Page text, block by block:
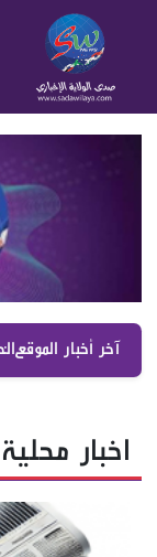
آخر أخبار الموقع :
اخبار محلية